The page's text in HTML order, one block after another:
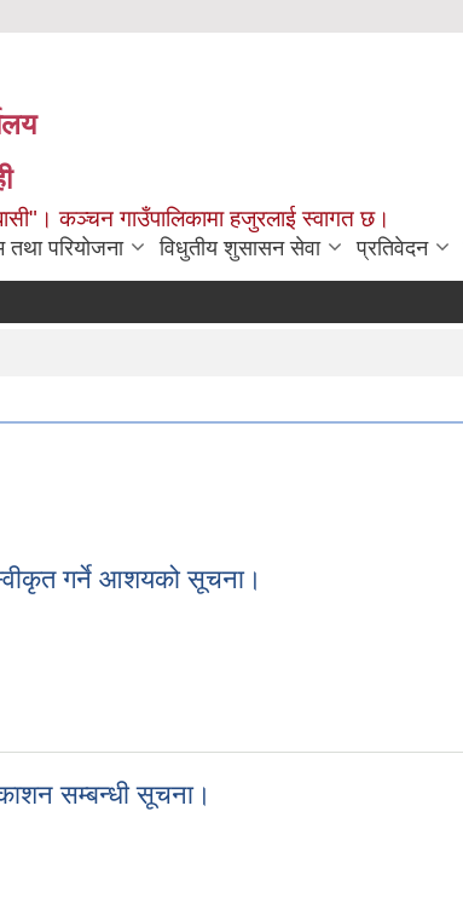
कञ्चन गाउँपालिकामा हजुरलाई स्वागत छ।
तथा परियोजना विधुतीय शुसासन सेवा प्रतिवेदन
गर्ने आशयको सूचना।
सम्बन्धी सूचना।